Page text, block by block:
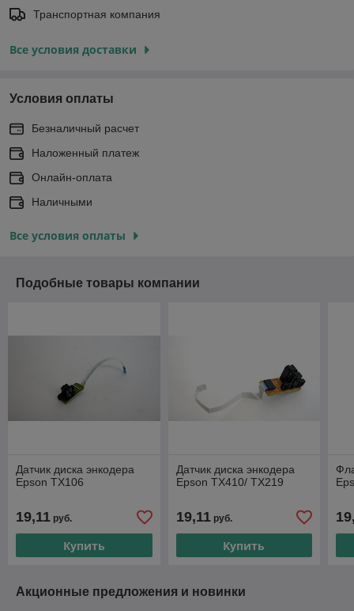
Транспортная компания
Все условия доставки
Условия оплаты
Безналичный расчет
Наложенный платеж
Онлайн-оплата
Наличными
Все условия оплаты
Подобные товары компании
Датчик диска энкодера
Epson TX106
19,11 руб.
Купить
Датчик диска энкодера
Epson TX410/ TX219
19,11руб.
Купить
Акционные предложения и новинки